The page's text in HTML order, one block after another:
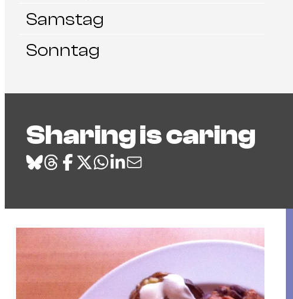
Samstag
Sonntag
Sharing is caring